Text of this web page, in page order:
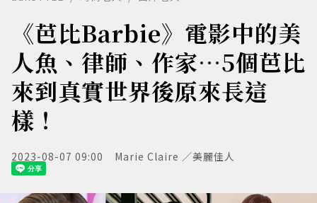
《芭比Barbie》電影中的美
人魚、律師、作家…5個芭比
來到真實世界後原來長這
樣！
2023-08-07 09:00 Marie Claire ／美麗佳人